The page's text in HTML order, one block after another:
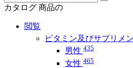
カタログ 商品の
閲覧
ビタミン及びサプリメ
男性 435
女性 465